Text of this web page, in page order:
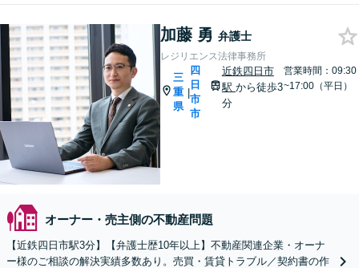
加藤 勇 弁護士
レジリエンス法律事務所
三
重
県
|
四
日
市
市
近鉄四日市
駅 から徒歩3
分
営業時間：09:30
~17:00（平日）
オーナー・売主側の不動産問題
【近鉄四日市駅3分】【弁護士歴10年以上】不動産関連企業・オーナ
ー様のご相談の解決実績多数あり。売買・賃貸トラブル／契約書の作